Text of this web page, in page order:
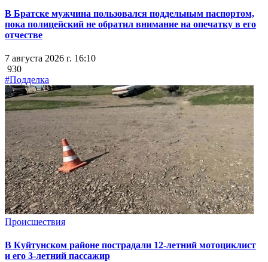
В Братске мужчина пользовался поддельным паспортом,
пока полицейский не обратил внимание на опечатку в его
отчестве
7 августа 2026 г. 16:10
930
#Подделка
Происшествия
В Куйтунском районе пострадали 12-летний мотоциклист
и его 3-летний пассажир